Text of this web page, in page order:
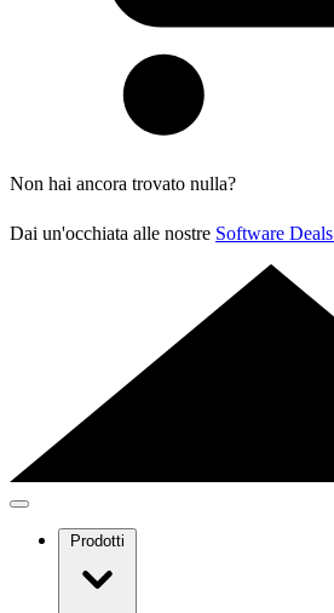
Non hai ancora trovato nulla?
Dai un'occhiata alle nostre Software Deals
Prodotti